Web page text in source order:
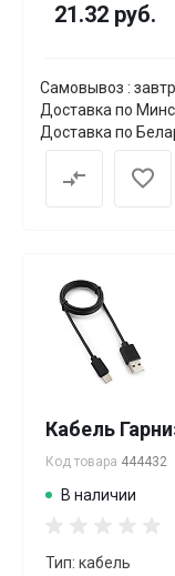
21.32 руб.
Самовывоз :
Доставка по
Доставка по
Кабель
Код товара 444432
В наличии
Тип: кабель